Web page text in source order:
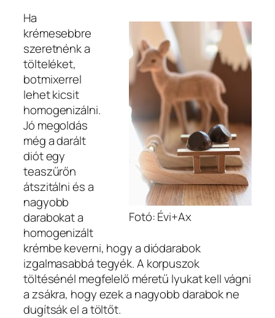
Fotó: Évi+Ax
Ha
krémesebbre
szeretnénk a
tölteléket,
botmixerrel
lehet kicsit
homogenizálni.
Jó megoldás
még a darált
diót egy
teaszűrőn
átszitálni és a
nagyobb
darabokat a
homogenizált
krémbe keverni, hogy a diódarabok
izgalmasabbá tegyék. A korpuszok
töltésénél megfelelő méretű lyukat kell vágni
a zsákra, hogy ezek a nagyobb darabok ne
dugítsák el a töltőt.